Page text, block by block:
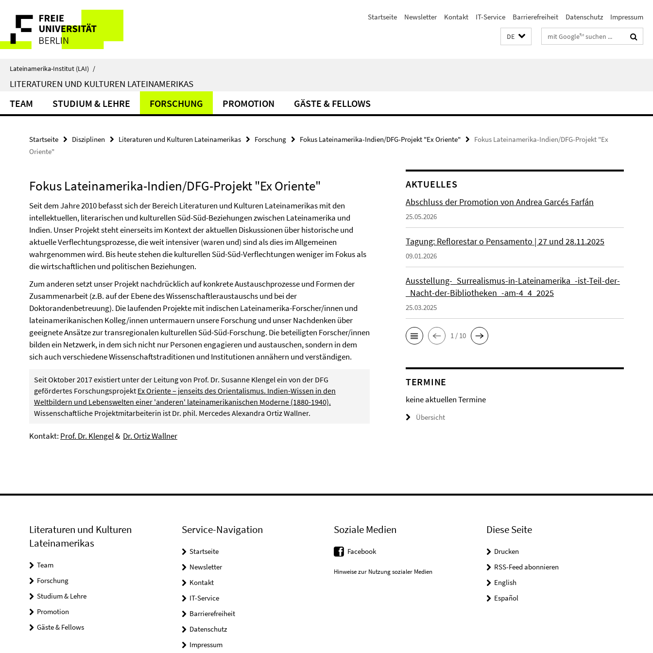
direkt
Inhalt
Service-
Navigation
Startseite Newsletter Kontakt IT-Service Barrierefreiheit Datenschutz Impressum
DE Suchbegriffe
Lateinamerika-Institut (LAI) /
LITERATUREN UND KULTUREN LATEINAMERIKAS
TEAM STUDIUM & LEHRE FORSCHUNG PROMOTION GÄSTE & FELLOWS
Startseite Disziplinen Literaturen und Kulturen Lateinamerikas Forschung Fokus Lateinamerika-Indien/DFG-Projekt "Ex Oriente"
Fokus Lateinamerika-Indien/DFG-Projekt "Ex
Oriente"
Fokus Lateinamerika-Indien/DFG-Projekt "Ex Oriente"
Seit dem Jahre 2010 befasst sich der Bereich Literaturen und Kulturen Lateinamerikas mit den
intellektuellen, literarischen und kulturellen Süd-Süd-Beziehungen zwischen Lateinamerika und
Indien. Unser Projekt steht einerseits im Kontext der aktuellen Diskussionen über historische und
aktuelle Verflechtungsprozesse, die weit intensiver (waren und) sind als dies im Allgemeinen
wahrgenommen wird. Bis heute stehen die kulturellen Süd-Süd-Verflechtungen weniger im Fokus als
die wirtschaftlichen und politischen Beziehungen.
Zum anderen setzt unser Projekt nachdrücklich auf konkrete Austauschprozesse und Formen der
Zusammenarbeit (z.B. auf der Ebene des Wissenschaftleraustauschs und bei der
Doktorandenbetreuung). Die laufenden Projekte mit indischen Lateinamerika-Forscher/innen und
lateinamerikanischen Kolleg/innen untermauern unsere Forschung und unser Nachdenken über
geeignete Ansätze zur transregionalen kulturellen Süd-Süd-Forschung. Die beteiligten Forscher/innen
bilden ein Netzwerk, in dem sich nicht nur Personen engagieren und austauschen, sondern in dem
sich auch verschiedene Wissenschaftstraditionen und Institutionen annähern und verständigen.
Seit Oktober 2017 existiert unter der Leitung von Prof. Dr. Susanne Klengel ein von der DFG
gefördertes Forschungsprojekt Ex Oriente – jenseits des Orientalismus. Indien-Wissen in den
Weltbildern und Lebenswelten einer 'anderen' lateinamerikanischen Moderne (1880-1940).
Wissenschaftliche Projektmitarbeiterin ist Dr. phil. Mercedes Alexandra Ortiz Wallner.
Kontakt: Prof. Dr. Klengel& Dr. Ortiz Wallner
AKTUELLES
Abschluss der Promotion von Andrea Garcés Farfán
25.05.2026
Tagung: Reflorestar o Pensamento | 27 und 28.11.2025
09.01.2026
Ausstellung-_Surrealismus-in-Lateinamerika_-ist-Teil-der-
_Nacht-der-Bibliotheken_-am-4_4_2025
25.03.2025
1 / 10
TERMINE
keine aktuellen Termine
Übersicht
Literaturen und Kulturen
Lateinamerikas
Team
Forschung
Studium & Lehre
Promotion
Gäste & Fellows
Service-Navigation
Startseite
Newsletter
Kontakt
IT-Service
Barrierefreiheit
Datenschutz
Impressum
Soziale Medien
Facebook
Hinweise zur Nutzung sozialer Medien
Diese Seite
Drucken
RSS-Feed abonnieren
English
Español